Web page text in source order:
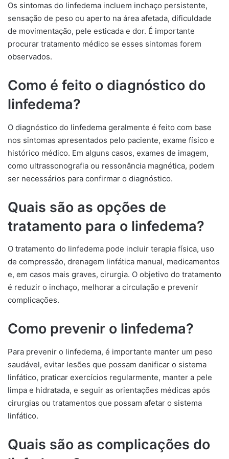
Os sintomas do linfedema incluem inchaço persistente,
sensação de peso ou aperto na área afetada, dificuldade
de movimentação, pele esticada e dor. É importante
procurar tratamento médico se esses sintomas forem
observados.
Como é feito o diagnóstico do
linfedema?
O diagnóstico do linfedema geralmente é feito com base
nos sintomas apresentados pelo paciente, exame físico e
histórico médico. Em alguns casos, exames de imagem,
como ultrassonografia ou ressonância magnética, podem
ser necessários para confirmar o diagnóstico.
Quais são as opções de
tratamento para o linfedema?
O tratamento do linfedema pode incluir terapia física, uso
de compressão, drenagem linfática manual, medicamentos
e, em casos mais graves, cirurgia. O objetivo do tratamento
é reduzir o inchaço, melhorar a circulação e prevenir
complicações.
Como prevenir o linfedema?
Para prevenir o linfedema, é importante manter um peso
saudável, evitar lesões que possam danificar o sistema
linfático, praticar exercícios regularmente, manter a pele
limpa e hidratada, e seguir as orientações médicas após
cirurgias ou tratamentos que possam afetar o sistema
linfático.
Quais são as complicações do